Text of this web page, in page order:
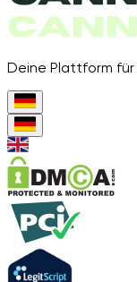
Deine Plattform